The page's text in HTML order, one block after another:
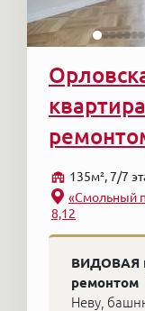
135м², 7/7
«Смольный
8,12
ВИДОВАЯ
ремонтом
Неву,